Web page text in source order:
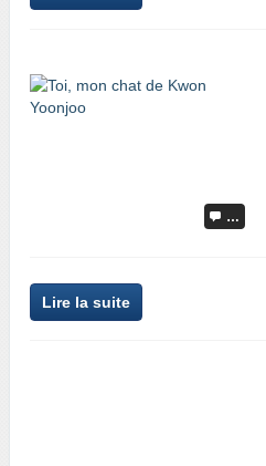
…
Lire la suite